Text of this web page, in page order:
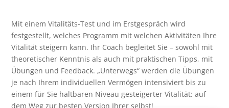
Mit einem Vitalitäts-Test und im Erstgespräch wird
festgestellt, welches Programm mit welchen Aktivitäten Ihre
Vitalität steigern kann. Ihr Coach begleitet Sie – sowohl mit
theoretischer Kenntnis als auch mit praktischen Tipps, mit
Übungen und Feedback. „Unterwegs“ werden die Übungen
je nach Ihrem individuellen Vermögen intensiviert bis zu
einem für Sie haltbaren Niveau gesteigerter Vitalität: auf
dem Weg zur besten Version Ihrer selbst!